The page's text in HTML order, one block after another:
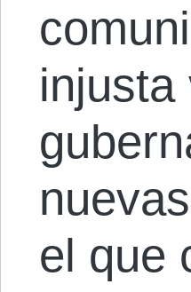
injusta
el que